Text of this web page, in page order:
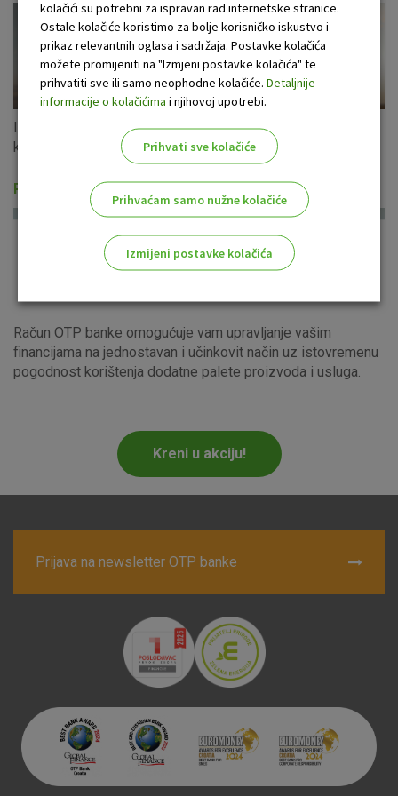
Iskoristite ponudu gotovinskih kredita u eurima s fiksnom
kamatnom stopom za cijeli period otplate!
Računi i usluge
Račun OTP banke omogućuje vam upravljanje vašim
financijama na jednostavan i učinkovit način uz istovremenu
pogodnost korištenja dodatne palete proizvoda i usluga.
Kreni u akciju!
Prijava na newsletter OTP banke
kolačići su potrebni za ispravan rad internetske stranice.
Ostale kolačiće koristimo za bolje korisničko iskustvo i
prikaz relevantnih oglasa i sadržaja. Postavke kolačića
možete promijeniti na "Izmjeni postavke kolačića" te
prihvatiti sve ili samo neophodne kolačiće. Detaljnije
informacije o kolačićima i njihovoj upotrebi.
Prihvati sve kolačiće
Prihvaćam samo nužne kolačiće
Izmijeni postavke kolačića
Analitički kolačići
Marketinški kolačići
Nužni (tehnički) kolačići - uvijek aktivni
ne mogu se isključiti u našim sustavima. Uobičajeno se
postavljaju kao odgovor na vaše radnje koje uključuju zahtjev
za uslugama, kao što su postavke kolačića. Svoj preglednik
možete postaviti da blokira te kolačiće ili pošalje upozorenje
kolačići ne pohranjuju nikakve informacije koje bi vas mogle
identificirati.
Detaljnije informacije o kolačićima